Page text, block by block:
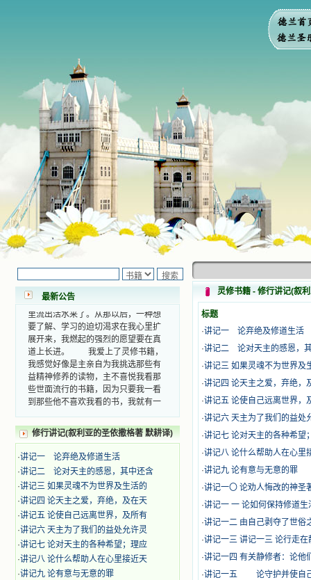
最新公告
小德兰爱心书屋最新公告 有一天，我
做了一个奇怪的梦，至今让我难忘。
梦中，我看到一本打开的用石头做的
书，我用舌头去舔它，觉得有一种甜
味，我就更用力去舔，最后从这本书
里流出活水来了。从那以后，一种想
要了解、学习的迫切渴求在我心里扩
展开来，我燃起的强烈的愿望要在真
道上长进。 我爱上了灵修书籍，
我感觉好像是主亲自为我挑选那些有
益精神修养的读物，主不喜悦我看那
些世面流行的书籍，因为只要我一看
到那些他不喜欢我看的书，我就有一
地防护着我，从那以后我从未读过一
本不良的书籍。 善良的书使人向
我的脑子里。读这些圣书时，我思潮
汹涌起伏，欣喜不能自已。书中谈到
这些圣人们如何在与主的交往中得到
灵命的更新，德行的馨香如何上达天
庭。啊，在这世上曾住过那么多热心
的圣人，为了传播福音，他们告别亲
人，舍下了他们手中的一切，轻快地
踏上了异国他乡，到没有人知道真神
的世界里去。啊，若不是主的引领，
我可能到死还不认识他们呢！ 我
修行讲记(叙利亚的圣依撒格著 默耕译)
·讲记一 论弃绝及修道生活
·讲记二 论对天主的感恩，其中还含
·讲记三 如果灵魂不为世界及生活的
·讲记四 论天主之爱，弃绝，及在天
·讲记五 论使自己远离世界，及所有
·讲记六 天主为了我们的益处允许灵
·讲记七 论对天主的各种希望；理应
·讲记八 论什么帮助人在心里接近天
·讲记九 论有意与无意的罪
灵修书籍 - 修行讲记(叙
标题
·讲记一 论弃绝及修道生活
·讲记二 论对天主的感恩，
·讲记三 如果灵魂不为世界及
·讲记四 论天主之爱，弃绝，
·讲记五 论使自己远离世界，
·讲记六 天主为了我们的益处
·讲记七 论对天主的各种希望
·讲记八 论什么帮助人在心里
·讲记九 论有意与无意的罪
·讲记一〇 论劝人悔改的神圣
·讲记一 一 论如何保持修道生
·讲记一二 由自己剥夺了世俗
·讲记一三 讲记一三 论行走
·讲记一四 有关静修者：论他
·讲记一五 论守护并使自己